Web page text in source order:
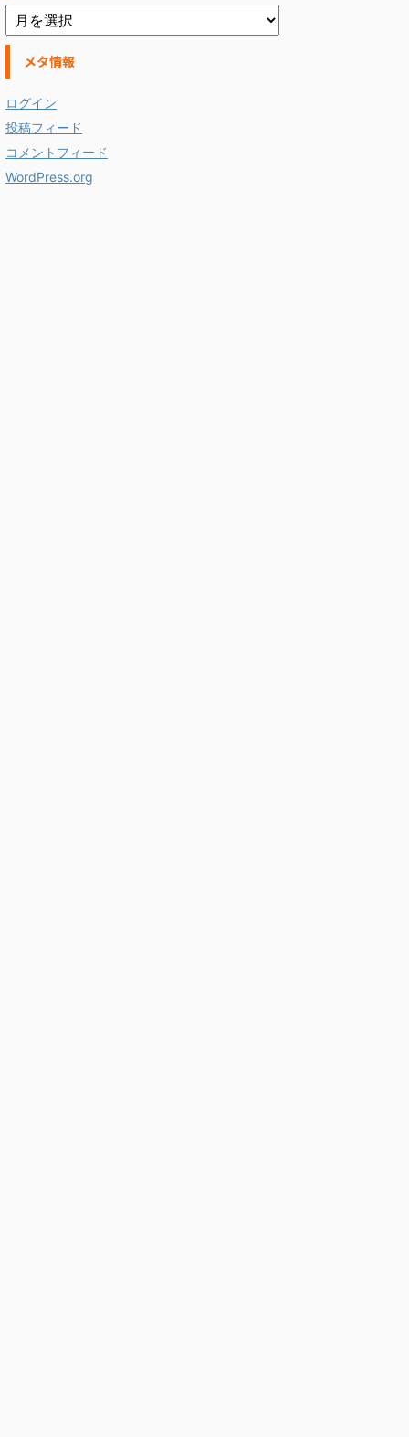
メタ情報
ログイン
投稿フィード
コメントフィード
WordPress.org